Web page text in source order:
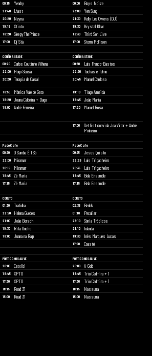
00:15 Yendry 00:00 Boys Noize
21:40 Lhast 23:00 Yen Sung
20:20 Neyna 21:30 Kelly Lee Owens (DJ)
19:15 Xtinto 19:30 Krystal Klear
18:20 SleepyThePrince 18:30 Third Son Live
17:00 Dj Stá 17:00 Storm Mollison
COMÉDIA STAGE
COMÉDIA STAGE
00:20 Carlos Coutinho Vilhena 00:30 Luís Franco-Bastos
22:00 Hugo Sousa 22:30 Tochas e Telmo
20:20 Terapia de Casal 20:45 Manuel Cardoso
18:50 Mónica Vale de Gato 19:10 Tiago Almeida
18:20 Joana Caldeira + Dagu 18:45 João Maria
18:00 André Ferreira 17:20 Manuel Rosa
17:00
Set list convida Joa Vitor + André
Pinheiro
Fado Cafe
Fado Cafe
00:30 O Samba É 1 Só 00:35 Jesus Quisto
22:00 Miramar 22:25 Luís Trigacheiro
20:15 Miramar 20:35 Luís Trigacheiro
18:45 Zé Maria 18:45 Bela Ensemble
17:15 Zé Maria 17:15 Bela Ensemble
CORETO
CORETO
01:30 Trafulha 02:35 Berlok
22:50 Helena Guedes 01:10 Peculiar
21:00 João Borsch 23:10 Sónia Trópicos
19:30 Rita Onofre 21:10 Iolanda
18:00 Juana na Rap 19:30 Inês Marques Lucas
17:50 Coastel
PÓRTICO NOS ALIVE
PÓRTICO NOS ALIVE
20:00 Catxibi 20:00 A-Gold
18:45 XPTO 18:45 Trio Cadmira + 1
17:30 XPTO 17:30 Trio Cadmira + 1
16:15 Road 31 16:15 Nassurra
15:00 Road 31 15:00 Nassurra